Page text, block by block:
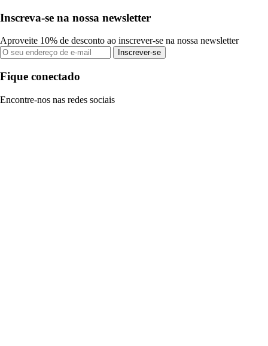
Inscreva-se na nossa newsletter
Aproveite 10% de desconto ao inscrever-se na nossa newsletter
Inscrever-se
Fique conectado
Encontre-nos nas redes sociais